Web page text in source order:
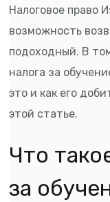
Налоговое право
возможность
подоходный. В
налога за
это и как его
этой статье.
Что
за